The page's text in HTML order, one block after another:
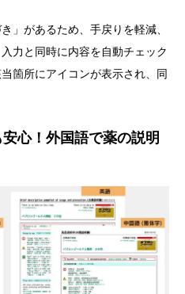
」があるため、手戻りを軽減、
力と同時に内容を自動チェック
箇所にアイコンが表示され、同
心！外国語で薬の説明